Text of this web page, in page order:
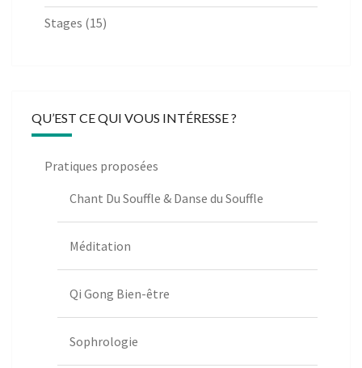
Stages (15)
QU’EST CE QUI VOUS INTÉRESSE ?
Pratiques proposées
Chant Du Souffle & Danse du Souffle
Méditation
Qi Gong Bien-être
Sophrologie